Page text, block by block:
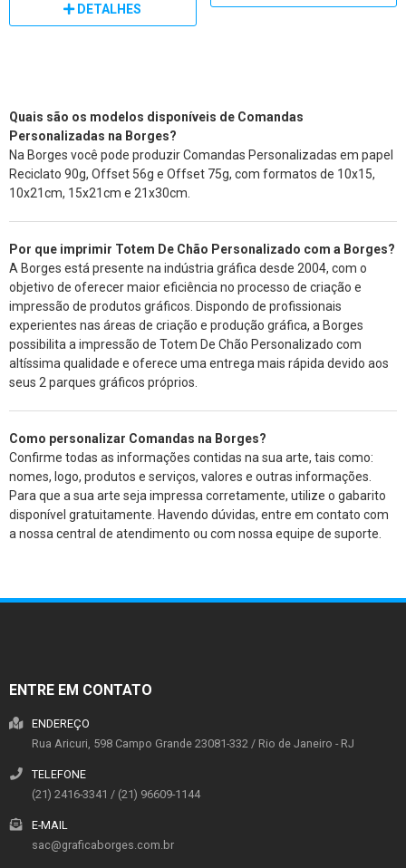
DETALHES
Quais são os modelos disponíveis de Comandas
Personalizadas na Borges?
Na Borges você pode produzir Comandas Personalizadas em papel
Reciclato 90g, Offset 56g e Offset 75g, com formatos de 10x15,
10x21cm, 15x21cm e 21x30cm.
Por que imprimir Totem De Chão Personalizado com a Borges?
A Borges está presente na indústria gráfica desde 2004, com o
objetivo de oferecer maior eficiência no processo de criação e
impressão de produtos gráficos. Dispondo de profissionais
experientes nas áreas de criação e produção gráfica, a Borges
possibilita a impressão de Totem De Chão Personalizado com
altíssima qualidade e oferece uma entrega mais rápida devido aos
seus 2 parques gráficos próprios.
Como personalizar Comandas na Borges?
Confirme todas as informações contidas na sua arte, tais como:
nomes, logo, produtos e serviços, valores e outras informações.
Para que a sua arte seja impressa corretamente, utilize o gabarito
disponível gratuitamente. Havendo dúvidas, entre em contato com
a nossa central de atendimento ou com nossa equipe de suporte.
ENTRE EM CONTATO
ENDEREÇO
Rua Aricuri, 598 Campo Grande 23081-332 / Rio de Janeiro - RJ
TELEFONE
(21) 2416-3341 / (21) 96609-1144
E-MAIL
sac@graficaborges.com.br